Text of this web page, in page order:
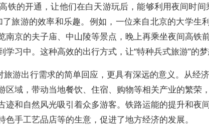
铁的开通，让他们在白天游玩后，能够利用夜间时
旅游的效率和乐趣。例如，一位来自北京的大学生
南京的夫子庙、中山陵等景点，晚上再乘坐夜间高铁
习中。这种高效的出行方式，让“特种兵式旅游”的梦
出行需求的简单回应，更具有深远的意义。从经济
区域，带动当地餐饮、住宿、购物等相关产业的繁荣
迹和自然风光吸引着众多游客。铁路运能的提升和夜
手工艺品店等的生意，促进了地方经济的发展。